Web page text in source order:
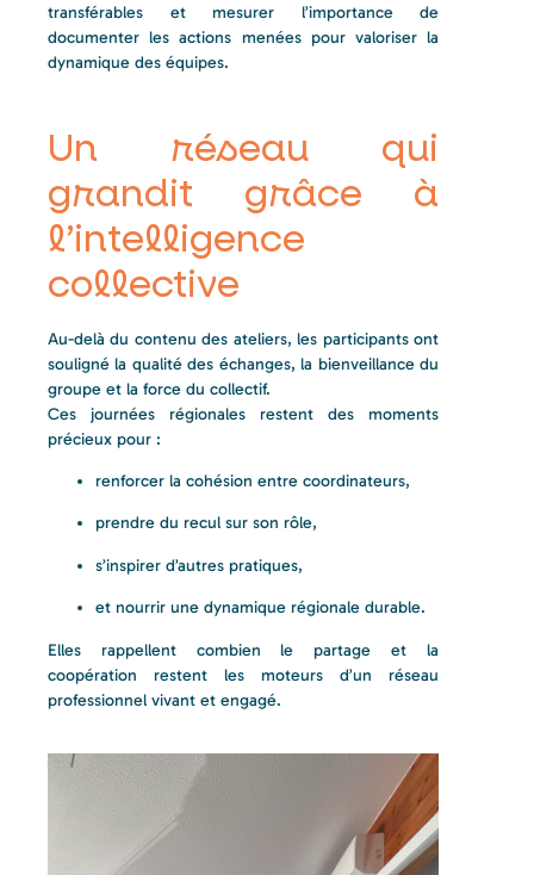
transférables et mesurer l’importance de
documenter les actions menées pour valoriser la
dynamique des équipes.
Un réseau qui
grandit grâce à
l’intelligence
collective
Au-delà du contenu des ateliers, les participants ont
souligné la qualité des échanges, la bienveillance du
groupe et la force du collectif.
Ces journées régionales restent des moments
précieux pour :
renforcer la cohésion entre coordinateurs,
prendre du recul sur son rôle,
s’inspirer d’autres pratiques,
et nourrir une dynamique régionale durable.
Elles rappellent combien le partage et la
coopération restent les moteurs d’un réseau
professionnel vivant et engagé.